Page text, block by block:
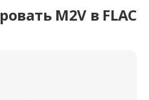
M2V в FLAC